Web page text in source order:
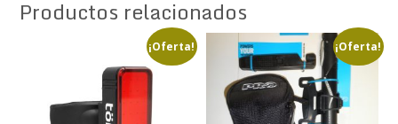
Productos relacionados
¡Oferta! ¡Oferta!